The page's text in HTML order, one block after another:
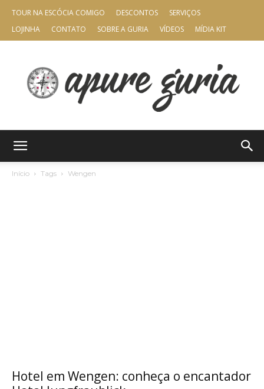
TOUR NA ESCÓCIA COMIGO DESCONTOS
SERVIÇOS
LOJINHA
CONTATO SOBRE A GURIA VÍDEOS MÍDIA KIT
Início Tags Wengen
Hotel em Wengen: conheça o encantador